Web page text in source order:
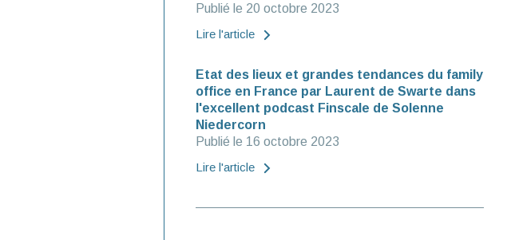
Publié le 20 octobre 2023
Lire l'article
Etat des lieux et grandes tendances du family
office en France par Laurent de Swarte dans
l'excellent podcast Finscale de Solenne
Niedercorn
Publié le 16 octobre 2023
Lire l'article